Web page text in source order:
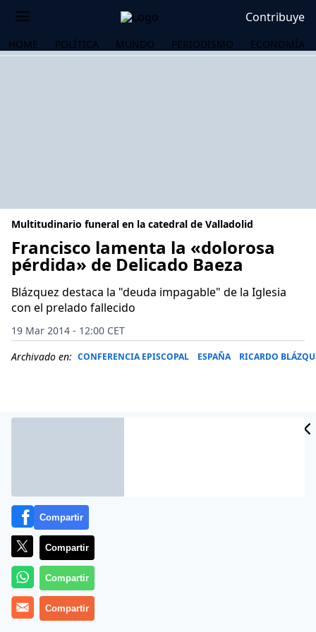
Contribuye
HOME POLÍTICA MUNDO PERIODISMO ECONOMÍA
Multitudinario funeral en la catedral de Valladolid
Francisco lamenta la «dolorosa
pérdida» de Delicado Baeza
Blázquez destaca la "deuda impagable" de la Iglesia
con el prelado fallecido
19 Mar 2014 - 12:00 CET
Archivado en: CONFERENCIA EPISCOPAL ESPAÑA RICARDO
Más información
Compartir
Compartir
Compartir
Compartir